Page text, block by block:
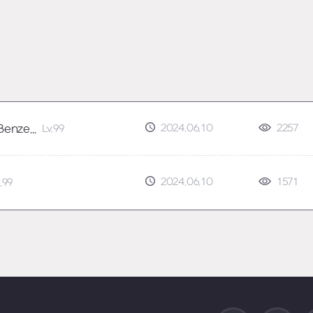
Lv.99 2024.06.10 2257
2024.06.10 1571